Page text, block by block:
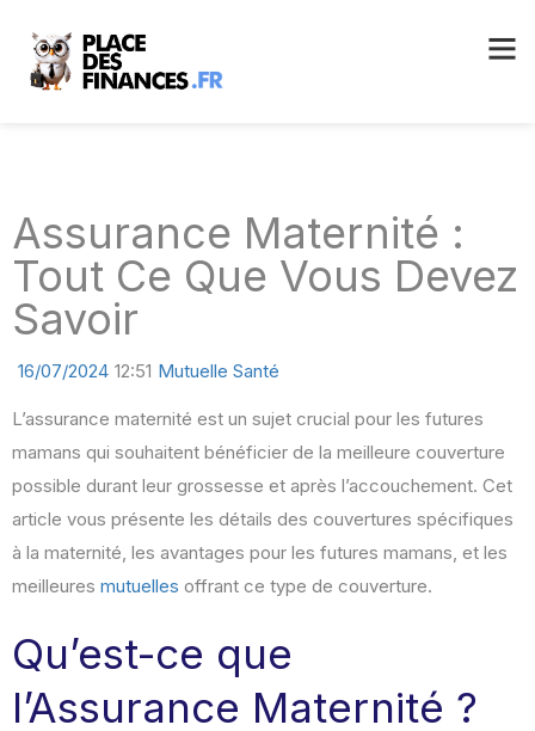
Assurance Maternité :
Tout Ce Que Vous Devez
Savoir
16/07/2024 12:51 Mutuelle Santé
L’assurance maternité est un sujet crucial pour les futures
mamans qui souhaitent bénéficier de la meilleure couverture
possible durant leur grossesse et après l’accouchement. Cet
article vous présente les détails des couvertures spécifiques
à la maternité, les avantages pour les futures mamans, et les
meilleures mutuelles offrant ce type de couverture.
Qu’est-ce que
l’Assurance Maternité ?